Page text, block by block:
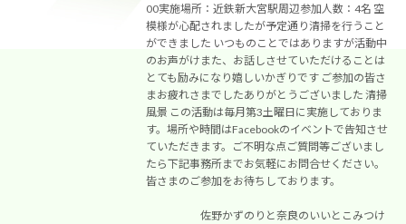
00実施場所：近鉄新大宮駅周辺参加人数：4名 空
模様が心配されましたが予定通り清掃を行うこと
ができました いつものことではありますが活動中
のお声がけまた、お話しさせていただけることは
とても励みになり嬉しいかぎりです ご参加の皆さ
まお疲れさまでしたありがとうございました 清掃
風景 この活動は毎月第3土曜日に実施しておりま
す。場所や時間はFacebookのイベントで告知させ
ていただきます。ご不明な点ご質問等ございまし
たら下記事務所までお気軽にお問合せください。
皆さまのご参加をお待ちしております。
佐野かずのりと奈良のいいとこみつけ